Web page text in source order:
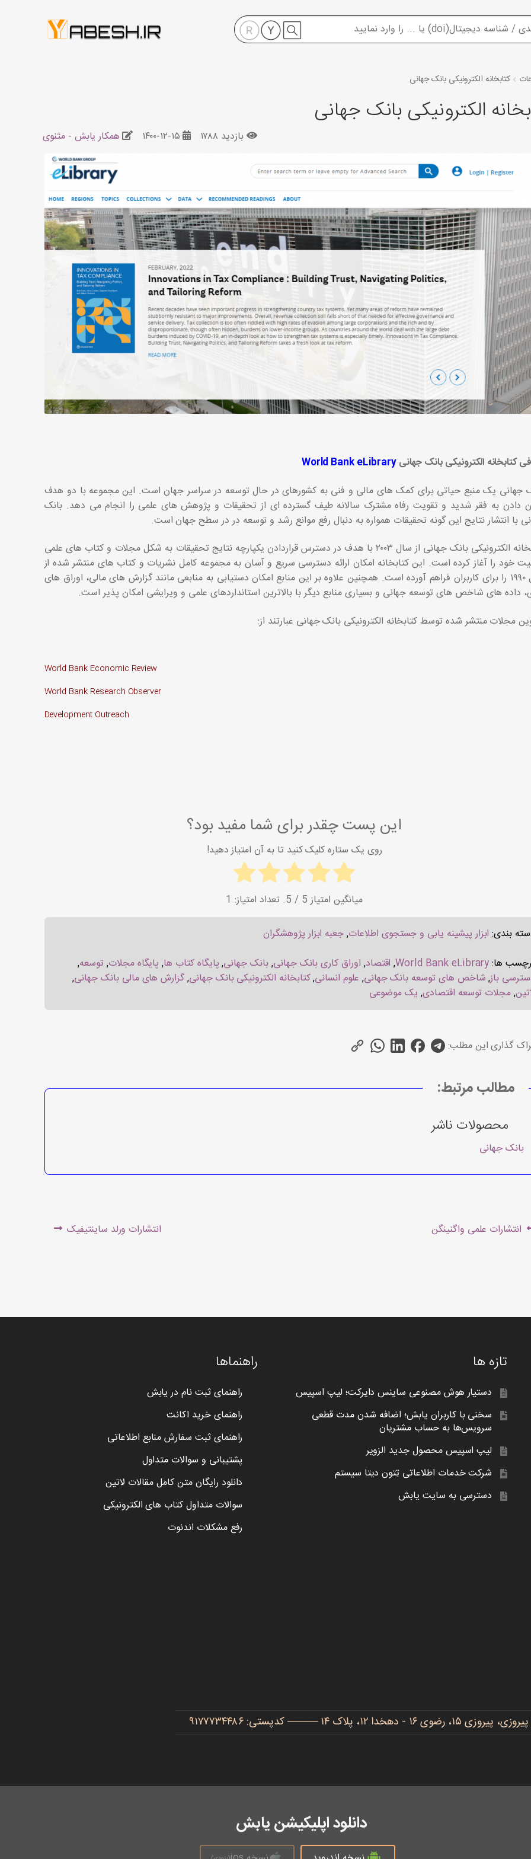
کتابخانه الکترونیکی بانک جهانی
الکترونیکی بانک جهانی
همکار یابش - مثنوی ۱۴۰۰-۱۲-۱۵ بازدید ۱۷۸۸
کتابخانه الکترونیکی بانک جهانیWorld Bank eLibrary
جهانی یک منبع حیاتی برای کمک های مالی و فنی به کشورهای در حال توسعه در سراسر جهان است. این مجموعه با دو هدف
دادن به فقر شدید و تقویت رفاه مشترک سالانه طیف گسترده ای از تحقیقات و پژوهش های علمی را انجام می دهد. بانک
با انتشار نتایج این گونه تحقیقات همواره به دنبال رفع موانع رشد و توسعه در در سطح جهان است.
کتابخانه الکترونیکی بانک جهانی از سال ۲۰۰۳ با هدف در دسترس قراردادن یکپارچه نتایج تحقیقات به شکل مجلات و کتاب های علمی
خود را آغاز کرده است. این کتابخانه امکان ارائه دسترسی سریع و آسان به مجموعه کامل نشریات و کتاب های منتشر شده از
سال ۱۹۹۰ را برای کاربران فراهم آورده است. همچنین علاوه بر این منابع امکان دستیابی به منابعی مانند گزارش های مالی، اوراق های
داده های شاخص های توسعه جهانی و بسیاری منابع دیگر با بالاترین استانداردهای علمی و ویرایشی امکان پذیر است.
مجلات منتشر شده توسط کتابخانه الکترونیکی بانک جهانی عبارتند از:
World Bank Economic Review
World Bank Research Observer
Development Outreach
این پست چقدر برای شما مفید بود؟
روی یک ستاره کلیک کنید تا به آن امتیاز دهید!
میانگین امتیاز5 / 5. تعداد امتیاز: 1
بندی: ابزار پیشینه یابی و جستجوی اطلاعات,جعبه ابزار پژوهشگران
ها:World Bank eLibrary
, اقتصاد, اوراق کاری بانک جهانی,بانک جهانی,پایگاه کتاب ها, پایگاه مجلات,توسعه,
باز,شاخص های توسعه بانک جهانی, علوم انسانی,کتابخانه الکترونیکی بانک جهانی,گزارش های مالی بانک جهانی,
,مجلات توسعه اقتصادی, یک موضوعی
گذاری این مطلب:
مطالب مرتبط:
محصولات ناشر
بانک جهانی
Previous
انتشارات علمی واگنینگن
Next
انتشارات ورلد ساینتیفیک
تازه ها
دستیار هوش مصنوعی ساینس دایرکت؛ لیپ اسپیس
سخنی با کاربران یابش؛ اضافه شدن مدت قطعی
سرویس‌ها به حساب مشتریان
لیپ اسپیس محصول جدید الزویر
شرکت خدمات اطلاعاتی تِتون دیتا سیستم
دسترسی به سایت یابش
راهنماها
راهنمای ثبت نام در یابش
راهنمای خرید اکانت
راهنمای ثبت سفارش منابع اطلاعاتی
پشتیبانی و سوالات متداول
دانلود رایگان متن کامل مقالات لاتین
سوالات متداول کتاب های الکترونیکی
رفع مشکلات اندنوت
۱۲، پلاک ۱۴ ──── کدپستی: ۹۱۷۷۷۳۴۴۸۶
دانلود اپلیکیشن یابش